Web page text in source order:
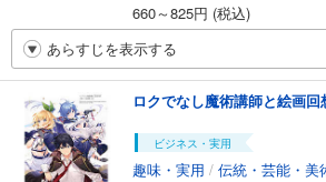
660～825円 (税込)
あらすじを表示する
ロクでなし魔術講師と絵画
ビジネス・実用
趣味・実用 / 伝統・芸能・美